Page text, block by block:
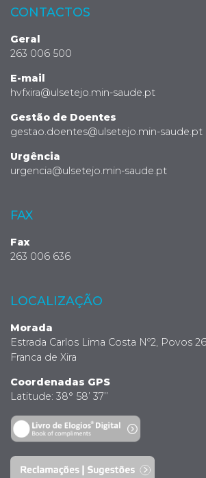
CONTACTOS
Geral
263 006 500
E-mail
hvfxira@ulsetejo.min-saude.pt
Gestão de Doentes
gestao.doentes@ulsetejo.min-saude.pt
Urgência
urgencia@ulsetejo.min-saude.pt
FAX
Fax
263 006 636
LOCALIZAÇÃO
Morada
Estrada Carlos Lima Costa Nº2, Povos
Franca de Xira
Coordenadas GPS
Latitude: 38° 58’ 37’’